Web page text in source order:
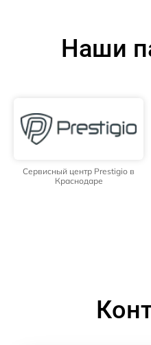
Наши
Сервисный центр Prestigio в
Краснодаре